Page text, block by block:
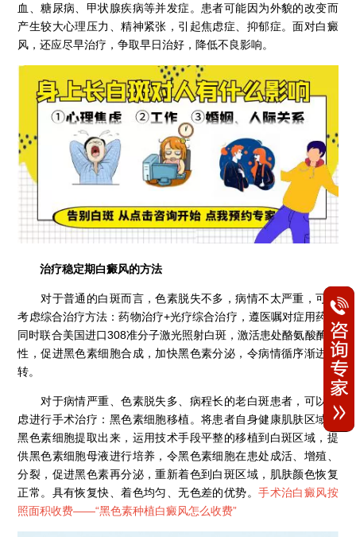
血、糖尿病、甲状腺疾病等并发症。患者可能因为外貌的改变而
产生较大心理压力、精神紧张，引起焦虑症、抑郁症。面对白癜
风，还应尽早治疗，争取早日治好，降低不良影响。
治疗稳定期白癜风的方法
对于普通的白斑而言，色素脱失不多，病情不太严重，可以
考虑综合治疗方法：药物治疗+光疗综合治疗，遵医嘱对症用药，
同时联合美国进口308准分子激光照射白斑，激活患处酪氨酸酶活
性，促进黑色素细胞合成，加快黑色素分泌，令病情循序渐进好
转。
对于病情严重、色素脱失多、病程长的老白斑患者，可以考
虑进行手术治疗：黑色素细胞移植。将患者自身健康肌肤区域的
黑色素细胞提取出来，运用技术手段平整的移植到白斑区域，提
供黑色素细胞母液进行培养，令黑色素细胞在患处成活、增殖、
分裂，促进黑色素再分泌，重新着色到白斑区域，肌肤颜色恢复
正常。具有恢复快、着色均匀、无色差的优势。手术治白癜风按
照面积收费——“黑色素种植白癜风怎么收费”